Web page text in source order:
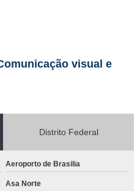
visual e
Distrito Federal
Aeroporto de Brasilia
Asa Norte